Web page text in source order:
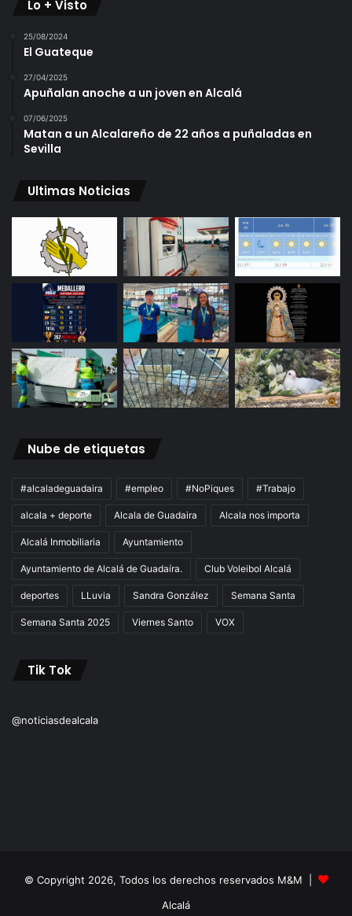
Lo + Visto
25/08/2024
El Guateque
27/04/2025
Apuñalan anoche a un joven en Alcalá
07/06/2025
Matan a un Alcalareño de 22 años a puñaladas en
Sevilla
Ultimas Noticias
Nube de etiquetas
#alcaladeguadaira #empleo #NoPiques #Trabajo
alcala + deporte Alcala de Guadaira Alcala nos importa
Alcalá Inmobiliaria Ayuntamiento
Ayuntamiento de Alcalá de Guadaíra. Club Voleibol Alcalá
deportes LLuvia Sandra González Semana Santa
Semana Santa 2025 Viernes Santo VOX
Tik Tok
@noticiasdealcala
© Copyright 2026, Todos los derechos reservados M&M |
Alcalá